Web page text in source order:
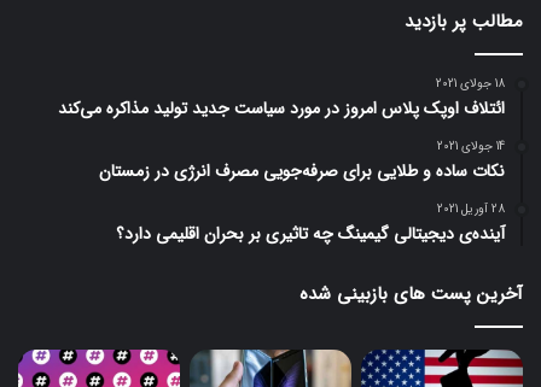
مطالب پر بازدید
18 جولای 2021
ائتلاف اوپک پلاس امروز در مورد سیاست جدید تولید مذاکره می‌کند
14 جولای 2021
نکات ساده و طلایی برای صرفه‌جویی مصرف انرژی در زمستان
28 آوریل 2021
آینده‌ی دیجیتالی گیمینگ چه تاثیری بر بحران اقلیمی دارد؟
آخرین پست های بازبینی شده